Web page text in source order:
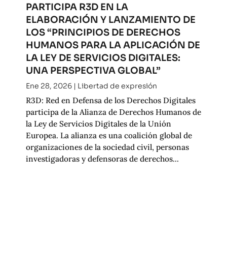
PARTICIPA R3D EN LA
ELABORACIÓN Y LANZAMIENTO DE
LOS “PRINCIPIOS DE DERECHOS
HUMANOS PARA LA APLICACIÓN DE
LA LEY DE SERVICIOS DIGITALES:
UNA PERSPECTIVA GLOBAL”
Ene 28, 2026| Libertad de expresión
R3D: Red en Defensa de los Derechos Digitales
participa de la Alianza de Derechos Humanos de
la Ley de Servicios Digitales de la Unión
Europea. La alianza es una coalición global de
organizaciones de la sociedad civil, personas
investigadoras y defensoras de derechos...